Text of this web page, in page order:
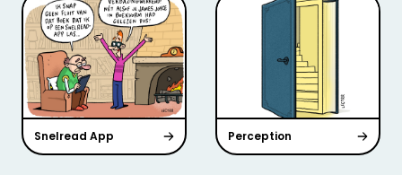
Snelread App Perception